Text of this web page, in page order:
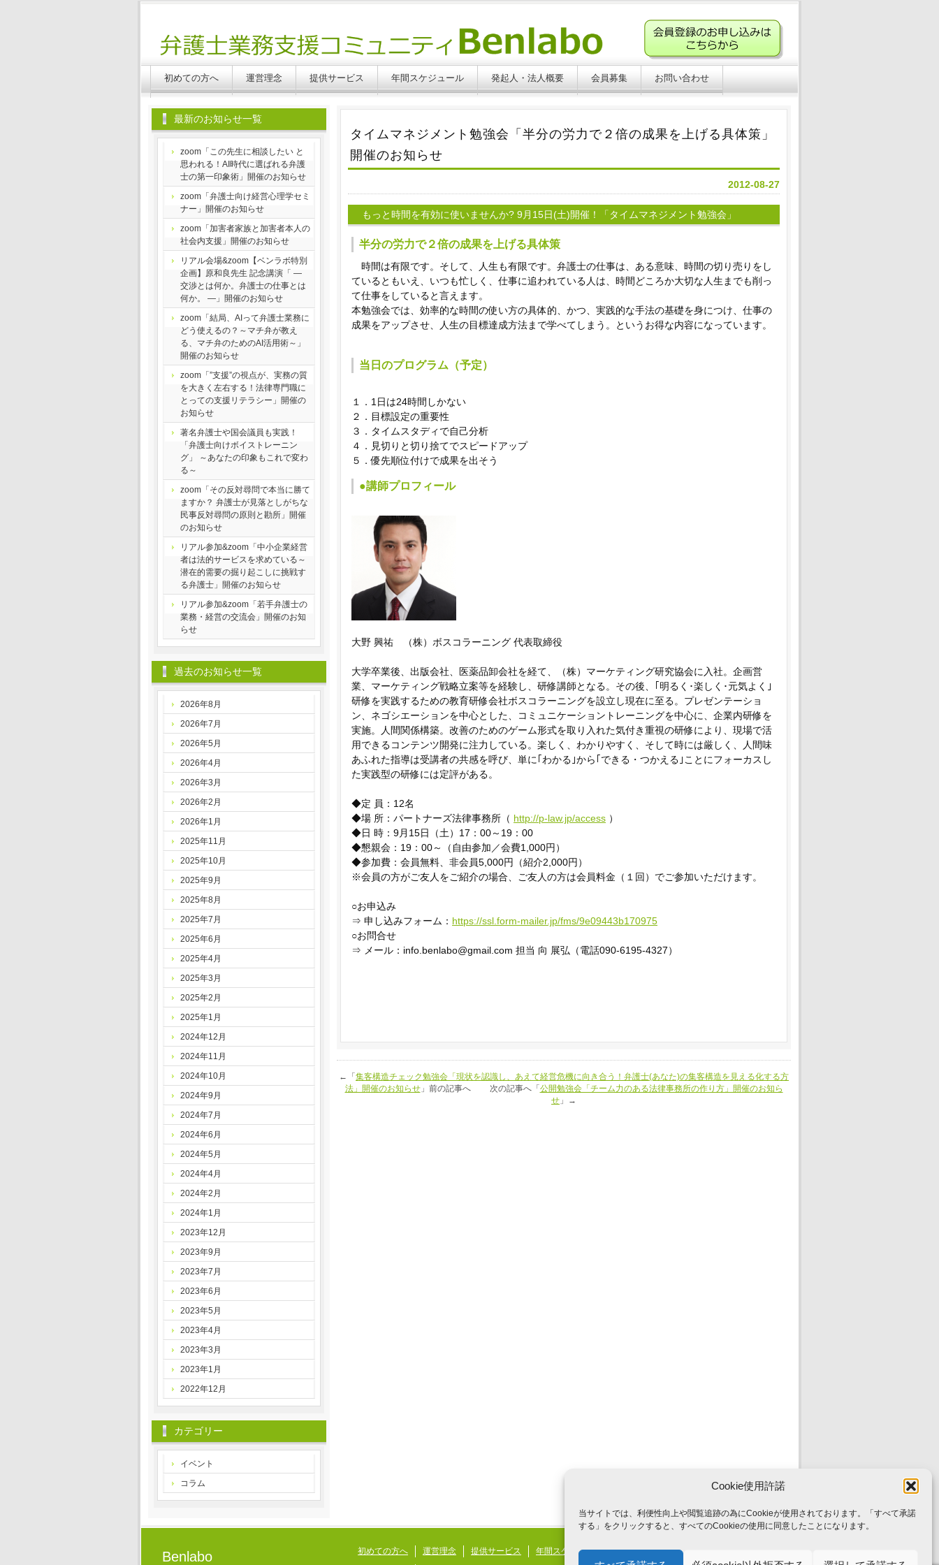
Cookie使用許諾
当サイトでは、利便性向上や閲覧追跡の為にCookieが使用されております。「すべて承諾
する」をクリックすると、すべてのCookieの使用に同意したことになります。
Benlabo
初めての方へ 運営理念 提供サービス 年間スケジュール 発起人・法人概要 会員募集 お問い合わせ
タイムマネジメント勉強会「半分の労力で２倍の成果を上げる具体策」
開催のお知らせ
2012-08-27
もっと時間を有効に使いませんか? 9月15日(土)開催！「タイムマネジメント勉強会」
半分の労力で２倍の成果を上げる具体策
時間は有限です。そして、人生も有限です。弁護士の仕事は、ある意味、時間の切り売りをし
ているともいえ、いつも忙しく、仕事に追われている人は、時間どころか大切な人生までも削っ
て仕事をしていると言えます。
本勉強会では、効率的な時間の使い方の具体的、かつ、実践的な手法の基礎を身につけ、仕事の
成果をアップさせ、人生の目標達成方法まで学べてしまう。というお得な内容になっています。
当日のプログラム（予定）
１．1日は24時間しかない
２．目標設定の重要性
３．タイムスタディで自己分析
４．見切りと切り捨てでスピードアップ
５．優先順位付けで成果を出そう
●講師プロフィール
大野 興祐 （株）ボスコラーニング 代表取締役
大学卒業後、出版会社、医薬品卸会社を経て、（株）マーケティング研究協会に入社。企画営
業、マーケティング戦略立案等を経験し、研修講師となる。その後、｢明るく･楽しく･元気よく｣
研修を実践するための教育研修会社ボスコラーニングを設立し現在に至る。プレゼンテーショ
ン、ネゴシエーションを中心とした、コミュニケーショントレーニングを中心に、企業内研修を
実施。人間関係構築。改善のためのゲーム形式を取り入れた気付き重視の研修により、現場で活
用できるコンテンツ開発に注力している。楽しく、わかりやすく、そして時には厳しく、人間味
あふれた指導は受講者の共感を呼び、単に｢わかる｣から｢できる・つかえる｣ことにフォーカスし
た実践型の研修には定評がある。
◆定 員：12名
◆場 所：パートナーズ法律事務所（ http://p-law.jp/access ）
◆日 時：9月15日（土）17：00～19：00
◆懇親会：19：00～（自由参加／会費1,000円）
◆参加費：会員無料、非会員5,000円（紹介2,000円）
※会員の方がご友人をご紹介の場合、ご友人の方は会員料金（１回）でご参加いただけます。
○お申込み
⇒ 申し込みフォーム： https://ssl.form-mailer.jp/fms/9e09443b170975
○お問合せ
⇒ メール：info.benlabo@gmail.com 担当 向 展弘（電話090-6195-4327）
←「 集客構造チェック勉強会「現状を認識し、あえて経営危機に向き合う！弁護士(あなた)の集客構造を見える化する方
法」開催のお知らせ」前の記事へ 次の記事へ「 公開勉強会「チーム力のある法律事務所の作り方」開催のお知ら
せ 」→
最新のお知らせ一覧
zoom「この先生に相談したい と
思われる！AI時代に選ばれる弁護
士の第一印象術」開催のお知らせ
zoom「弁護士向け経営心理学セミ
ナー」開催のお知らせ
zoom「加害者家族と加害者本人の
社会内支援」開催のお知らせ
リアル会場&zoom【ベンラボ特別
企画】原和良先生 記念講演「 ―
交渉とは何か。弁護士の仕事とは
何か。 ―」開催のお知らせ
zoom「結局、AIって弁護士業務に
どう使えるの？～マチ弁が教え
る、マチ弁のためのAI活用術～」
開催のお知らせ
zoom「”支援”の視点が、実務の質
を大きく左右する！法律専門職に
とっての支援リテラシー」開催の
お知らせ
著名弁護士や国会議員も実践！
「弁護士向けボイストレーニン
グ」 ～あなたの印象もこれで変わ
る～
zoom「その反対尋問で本当に勝て
ますか？ 弁護士が見落としがちな
民事反対尋問の原則と勘所」開催
のお知らせ
リアル参加&zoom「中小企業経営
者は法的サービスを求めている～
潜在的需要の掘り起こしに挑戦す
る弁護士」開催のお知らせ
リアル参加&zoom「若手弁護士の
業務・経営の交流会」開催のお知
らせ
過去のお知らせ一覧
2026年8月
2026年7月
2026年5月
2026年4月
2026年3月
2026年2月
2026年1月
2025年11月
2025年10月
2025年9月
2025年8月
2025年7月
2025年6月
2025年4月
2025年3月
2025年2月
2025年1月
2024年12月
2024年11月
2024年10月
2024年9月
2024年7月
2024年6月
2024年5月
2024年4月
2024年2月
2024年1月
2023年12月
2023年9月
2023年7月
2023年6月
2023年5月
2023年4月
2023年3月
2023年1月
2022年12月
カテゴリー
イベント
コラム
Benlabo 初めての方へ 運営理念 提供サービス 年間スケジュール 発起人・法人概要